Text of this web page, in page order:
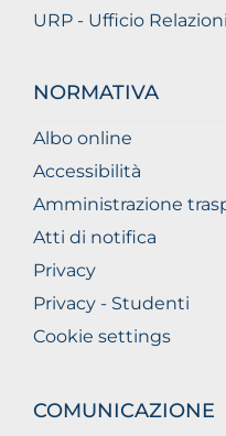
URP - Ufficio
NORMATIVA
Albo online
Accessibilità
Amministrazione
Atti di notifica
Privacy
Privacy - Studenti
Cookie settings
COMUNICAZIONE